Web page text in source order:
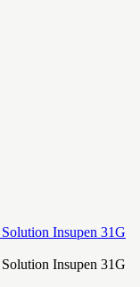
Insupen 31G
Insupen 31G